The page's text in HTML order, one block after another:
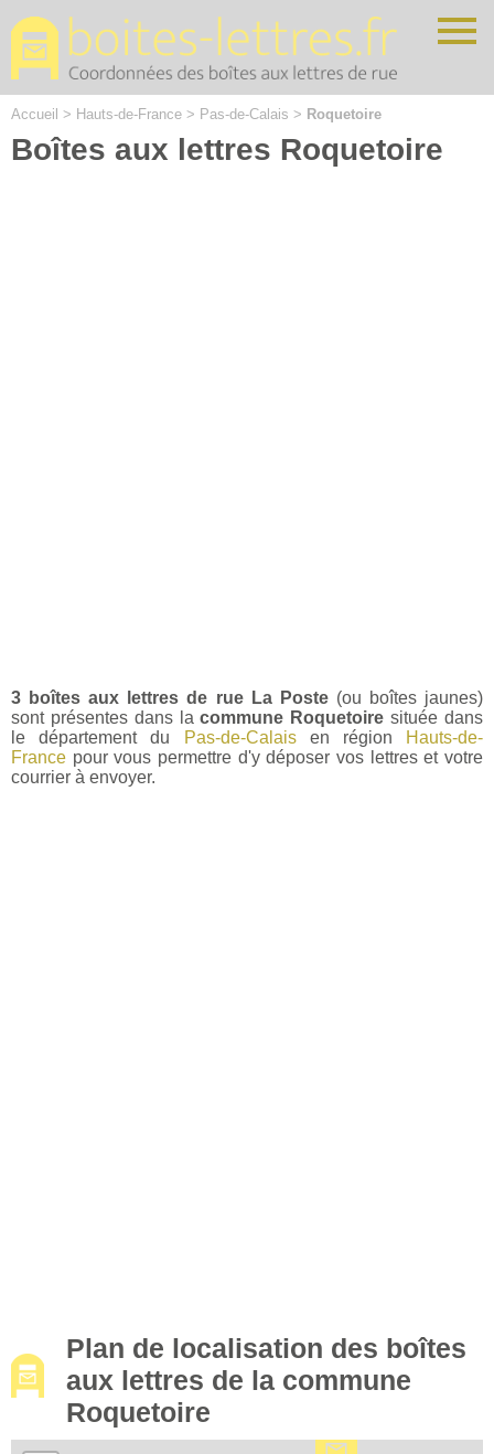
Accueil > Hauts-de-France > Pas-de-Calais > Roquetoire
Boîtes aux lettres Roquetoire
3 boîtes aux lettres de rue La Poste(ou boîtes jaunes)
sont présentes dans lacommune Roquetoire située dans
le département du
Pas-de-Calaisen région
Hauts-de-
France pour vous permettre d'y déposer vos lettres et votre
courrier à envoyer.
Plan de localisation des boîtes
aux lettres de la commune
Roquetoire